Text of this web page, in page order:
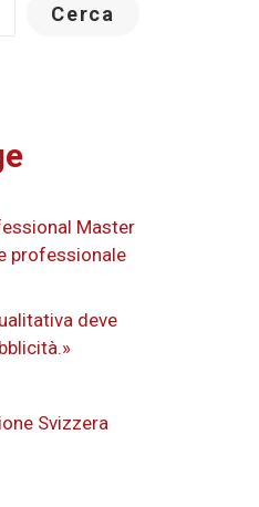
Cerca
Master
professionale
deve
Svizzera